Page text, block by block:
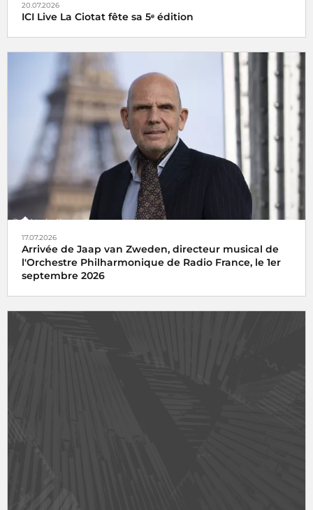
20.07.2026
ICI Live La Ciotat fête sa 5ᵉ édition
17.07.2026
Arrivée de Jaap van Zweden, directeur musical de
l'Orchestre Philharmonique de Radio France, le 1er
septembre 2026